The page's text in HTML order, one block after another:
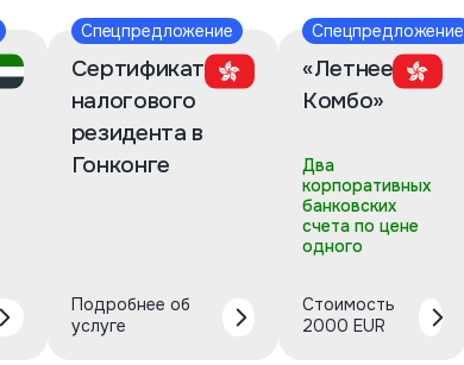
Спецпредложение
Сертификат
налогового
резидента в
Гонконге
Подробнее об
услуге
Спецпредложение
«Летнее
Комбо»
Два
корпоративных
банковских
счета по цене
одного
Стоимость
2000 EUR